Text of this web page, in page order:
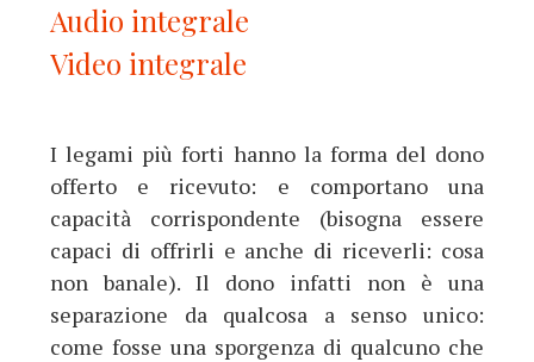
Audio integrale
Video integrale
I legami più forti hanno la forma del dono
offerto e ricevuto: e comportano una
capacità corrispondente (bisogna essere
capaci di offrirli e anche di riceverli: cosa
non banale). Il dono infatti non è una
separazione da qualcosa a senso unico:
come fosse una sporgenza di qualcuno che